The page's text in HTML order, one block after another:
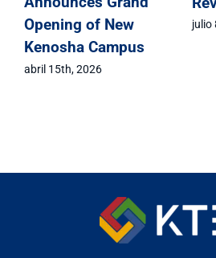
2026 Signing Day
mayo 1st, 2026